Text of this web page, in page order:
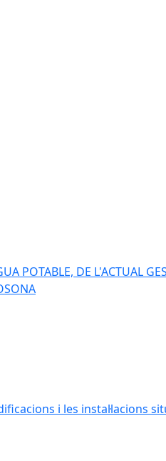
POTABLE, DE L'ACTUAL
i les instal·lacions